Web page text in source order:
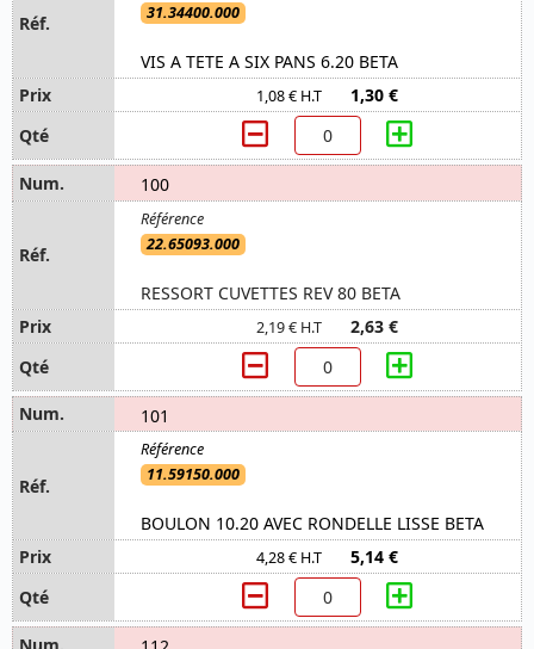
31.34400.000
VIS A TETE A SIX PANS 6.20 BETA
1,08 € H.T 1,30 €
100
22.65093.000
RESSORT CUVETTES REV 80 BETA
2,19 € H.T 2,63 €
101
11.59150.000
BOULON 10.20 AVEC RONDELLE LISSE BETA
4,28 € H.T 5,14 €